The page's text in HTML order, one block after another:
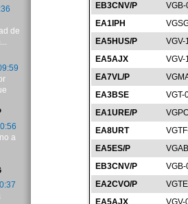
EB3CNV/P
VGB-
EA1IPH
EA5HUS/P
VGV-
EA5AJX
VGV-
EA7VL/P
EA3BSE
VGT-
EA1URE/P
EA8URT
EA5ES/P
EB3CNV/P
EA2CVO/P
EA5AJX
VGV-
de
a